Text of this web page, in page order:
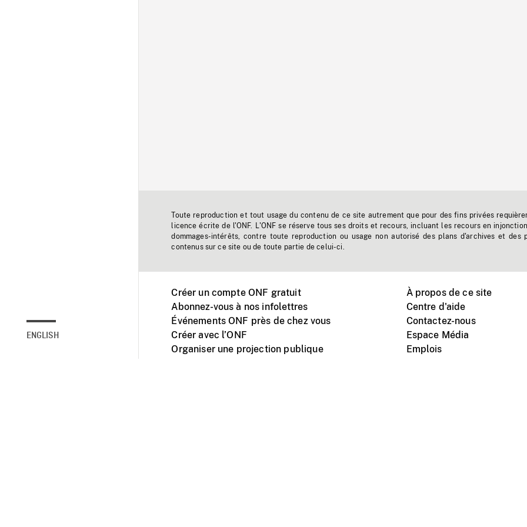
ENGLISH
Toute reproduction et tout usage du contenu de ce site autrement que pour des fins privées
licence écrite de l'ONF. L'ONF se réserve tous ses droits et recours, incluant les recours en
dommages-intérêts, contre toute reproduction ou usage non autorisé des plans d'archives et des
contenus sur ce site ou de toute partie de celui-ci.
Créer un compte ONF gratuit
Abonnez-vous à nos infolettres
Événements ONF près de chez vous
Créer avec l’ONF
Organiser une projection publique
À propos de ce site
Centre d'aide
Contactez-nous
Espace Média
Emplois